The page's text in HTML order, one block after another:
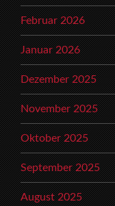
Februar 2026
Januar 2026
Dezember 2025
November 2025
Oktober 2025
September 2025
August 2025